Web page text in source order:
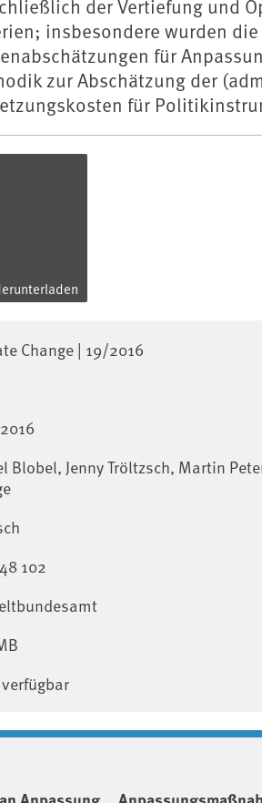
der Vertiefung und
insbesondere wurden
für
zur Abschätzung der
für
Change | 19/2016
Blobel, Jenny Tröltzsch, Martin
102